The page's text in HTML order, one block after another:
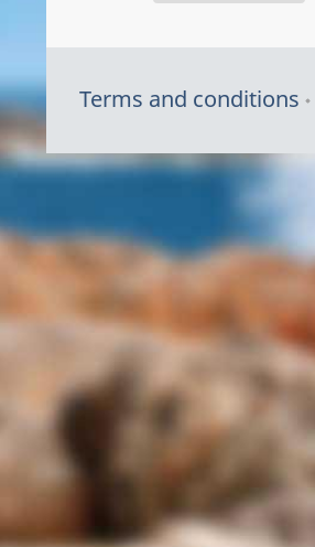
Terms and conditions